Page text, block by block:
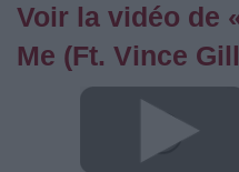
Voir la vidéo de
Me (Ft. Vince